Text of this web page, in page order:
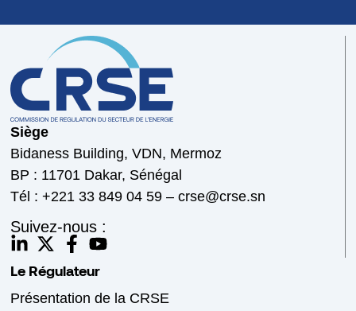
Siège
Bidaness Building, VDN, Mermoz
BP : 11701 Dakar, Sénégal
Tél : +221 33 849 04 59 – crse@crse.sn
Suivez-nous :
Le Régulateur
Présentation de la CRSE